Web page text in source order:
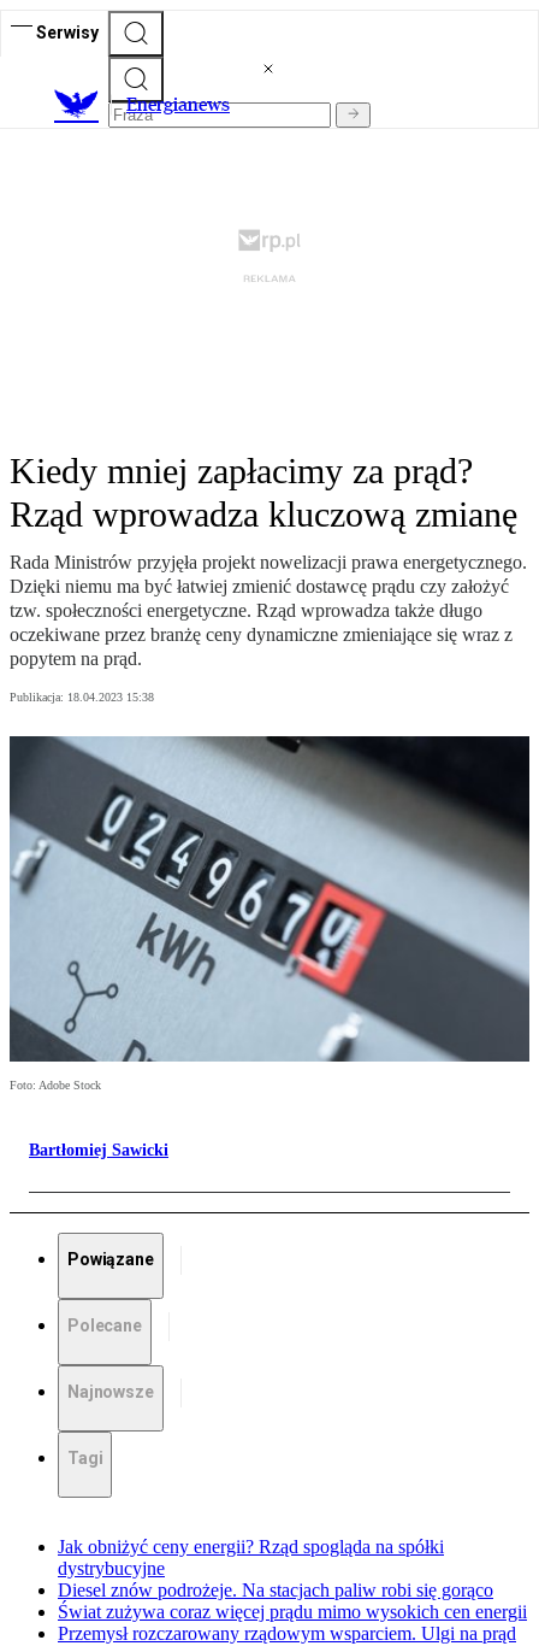
Serwisy
Energianews
Kiedy mniej zapłacimy za prąd?
Rząd wprowadza kluczową zmianę
Rada Ministrów przyjęła projekt nowelizacji prawa energetycznego.
Dzięki niemu ma być łatwiej zmienić dostawcę prądu czy założyć
tzw. społeczności energetyczne. Rząd wprowadza także długo
oczekiwane przez branżę ceny dynamiczne zmieniające się wraz z
popytem na prąd.
Publikacja: 18.04.2023 15:38
Foto: Adobe Stock
Bartłomiej Sawicki
Powiązane
Polecane
Najnowsze
Tagi
Jak obniżyć ceny energii? Rząd spogląda na spółki
dystrybucyjne
Diesel znów podrożeje. Na stacjach paliw robi się gorąco
Świat zużywa coraz więcej prądu mimo wysokich cen energii
Przemysł rozczarowany rządowym wsparciem. Ulgi na prąd